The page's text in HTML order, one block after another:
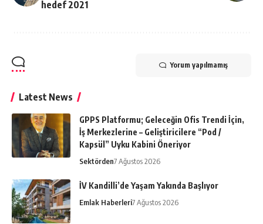
hedef 2021
Yorum yapılmamış
Latest News
GPPS Platformu; Geleceğin Ofis Trendi İçin,
İş Merkezlerine – Geliştiricilere “Pod /
Kapsül” Uyku Kabini Öneriyor
Sektörden7 Ağustos 2026
İV Kandilli’de Yaşam Yakında Başlıyor
Emlak Haberleri7 Ağustos 2026